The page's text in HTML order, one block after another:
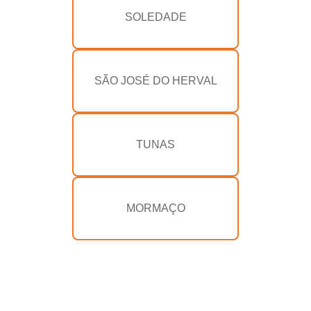
SOLEDADE
SÃO JOSÉ DO HERVAL
TUNAS
MORMAÇO